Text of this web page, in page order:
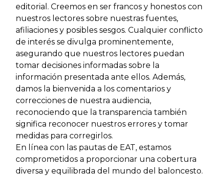
editorial. Creemos en ser francos y honestos con
nuestros lectores sobre nuestras fuentes,
afiliaciones y posibles sesgos. Cualquier conflicto
de interés se divulga prominentemente,
asegurando que nuestros lectores puedan
tomar decisiones informadas sobre la
información presentada ante ellos. Además,
damos la bienvenida a los comentarios y
correcciones de nuestra audiencia,
reconociendo que la transparencia también
significa reconocer nuestros errores y tomar
medidas para corregirlos.
En línea con las pautas de EAT, estamos
comprometidos a proporcionar una cobertura
diversa y equilibrada del mundo del baloncesto.